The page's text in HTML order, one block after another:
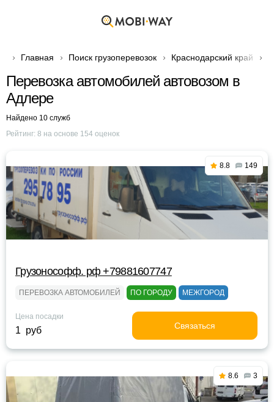
Главная Поиск грузоперевозок Краснодарский край
Перевозка автомобилей автовозом в
Адлере
Найдено 10 служб
Рейтинг: 8 на основе 154 оценок
8.8 149
Грузонософф. рф +79881607747
ПЕРЕВОЗКА АВТОМОБИЛЕЙ ПО ГОРОДУ МЕЖГОРОД
Цена посадки
1 руб Связаться
8.6 3